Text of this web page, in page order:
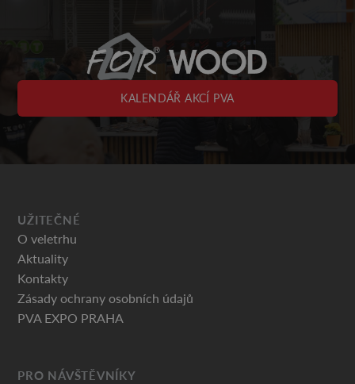
KALENDÁŘ AKCÍ PVA
UŽITEČNÉ
O veletrhu
Aktuality
Kontakty
Zásady ochrany osobních údajů
PVA EXPO PRAHA
PRO NÁVŠTĚVNÍKY